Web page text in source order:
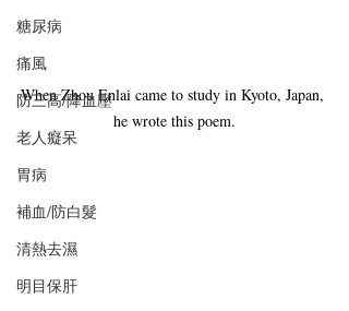
糖尿病
痛風
防三高/降血壓
老人癡呆
胃病
補血/防白髮
清熱去濕
明目保肝
When Zhou Enlai came to study in Kyoto, Japan,
he wrote this poem.